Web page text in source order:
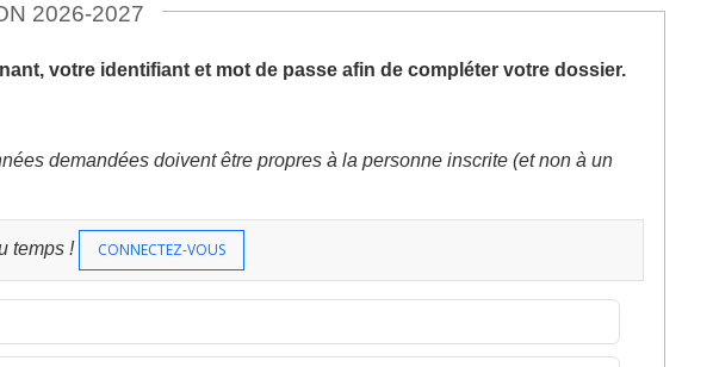
2026-2027
votre identifiant et mot de passe afin de compléter votre dossier.
demandées doivent être propres à la personne inscrite (et non à un
temps ! CONNECTEZ-VOUS